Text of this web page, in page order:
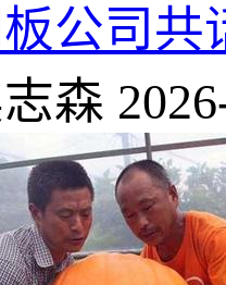
公司
森